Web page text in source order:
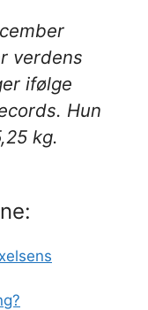
verdens
ifølge
Hun
kg.